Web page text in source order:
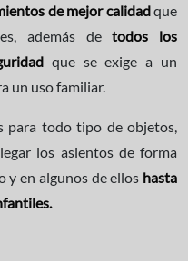
de mejor calidadque
además detodos los
que se exige a un
un uso familiar.
para todo tipo de objetos,
los asientos de forma
y en algunos de ellos hasta